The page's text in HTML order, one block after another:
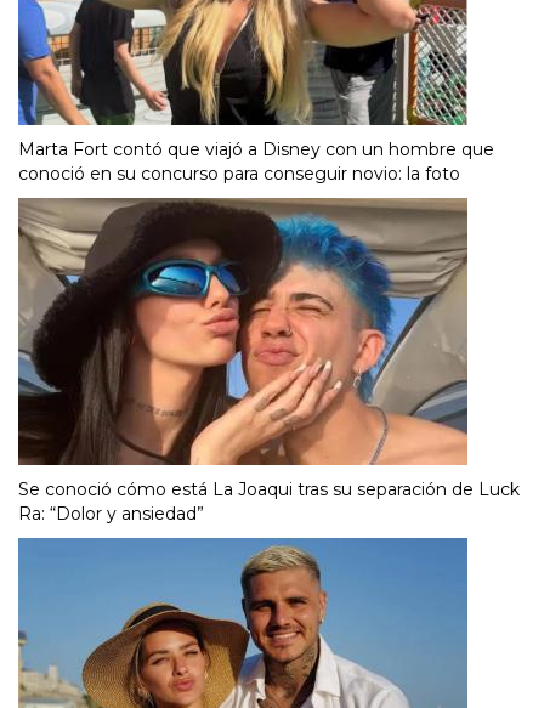
Marta Fort contó que viajó a Disney con un hombre que
conoció en su concurso para conseguir novio: la foto
Se conoció cómo está La Joaqui tras su separación de Luck
Ra: “Dolor y ansiedad”